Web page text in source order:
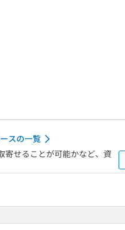
スの一覧
寄せることが可能かなど、資